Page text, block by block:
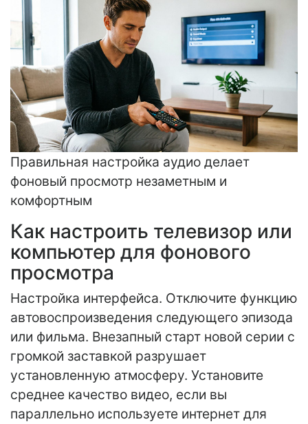
Правильная настройка аудио делает
фоновый просмотр незаметным и
комфортным
Как настроить телевизор или
компьютер для фонового
просмотра
Настройка интерфейса. Отключите функцию
автовоспроизведения следующего эпизода
или фильма. Внезапный старт новой серии с
громкой заставкой разрушает
установленную атмосферу. Установите
среднее качество видео, если вы
параллельно используете интернет для